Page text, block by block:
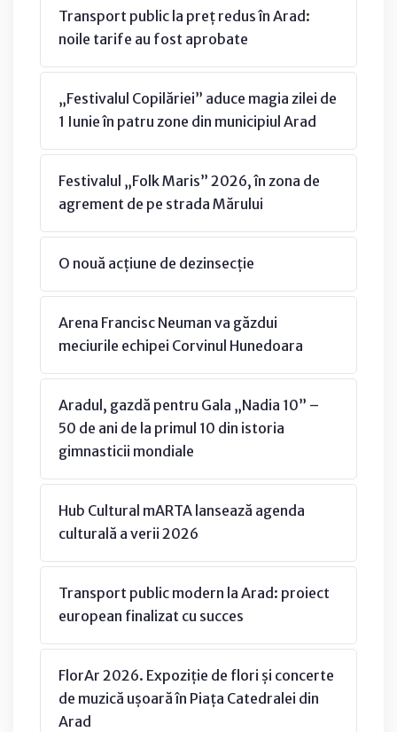
Transport public la preț redus în Arad:
noile tarife au fost aprobate
„Festivalul Copilăriei” aduce magia zilei de
1 Iunie în patru zone din municipiul Arad
Festivalul „Folk Maris” 2026, în zona de
agrement de pe strada Mărului
O nouă acțiune de dezinsecție
Arena Francisc Neuman va găzdui
meciurile echipei Corvinul Hunedoara
Aradul, gazdă pentru Gala „Nadia 10” –
50 de ani de la primul 10 din istoria
gimnasticii mondiale
Hub Cultural mARTA lansează agenda
culturală a verii 2026
Transport public modern la Arad: proiect
european finalizat cu succes
FlorAr 2026. Expoziție de flori și concerte
de muzică ușoară în Piața Catedralei din
Arad